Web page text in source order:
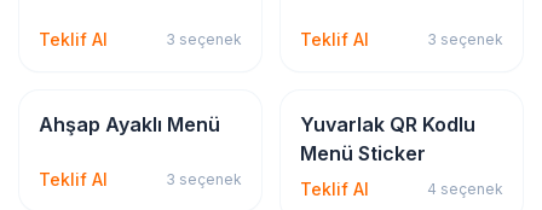
Teklif Al 3 seçenek Teklif Al 3 seçenek
Kırtasiye & Matbu
Ahşap Ayaklı Menü
Teklif Al 3 seçenek
Sticker & Etiket
Yuvarlak QR Kodlu
Menü Sticker
Teklif Al 4 seçenek